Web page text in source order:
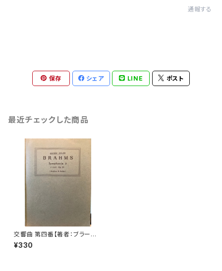
通報する
保存 シェア LINE ポスト
最近チェックした商品
交響曲 第四番【著者：ブラーム
ス】出版社：全音楽譜出版社 19
56年
¥330